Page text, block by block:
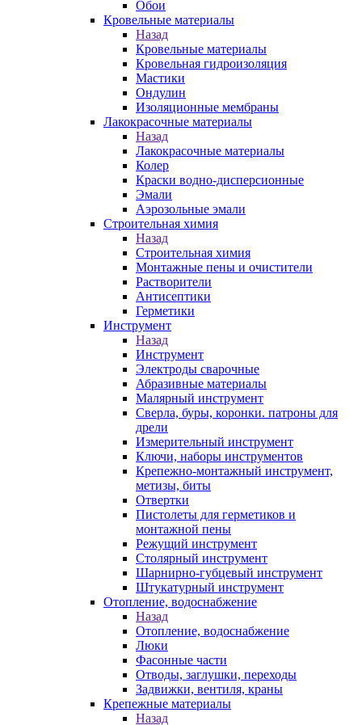
Обои
Кровельные материалы
Назад
Кровельные материалы
Кровельная гидроизоляция
Мастики
Ондулин
Изоляционные мембраны
Лакокрасочные материалы
Назад
Лакокрасочные материалы
Колер
Краски водно-дисперсионные
Эмали
Аэрозольные эмали
Строительная химия
Назад
Строительная химия
Монтажные пены и очистители
Растворители
Антисептики
Герметики
Инструмент
Назад
Инструмент
Электроды сварочные
Абразивные материалы
Малярный инструмент
Сверла, буры, коронки. патроны для
дрели
Измерительный инструмент
Ключи, наборы инструментов
Крепежно-монтажный инструмент,
метизы, биты
Отвертки
Пистолеты для герметиков и
монтажной пены
Режущий инструмент
Столярный инструмент
Шарнирно-губцевый инструмент
Штукатурный инструмент
Отопление, водоснабжение
Назад
Отопление, водоснабжение
Люки
Фасонные части
Отводы, заглушки, переходы
Задвижки, вентиля, краны
Крепежные материалы
Назад